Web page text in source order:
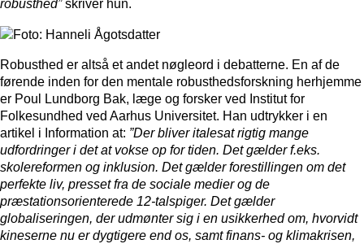
robusthed”skriver hun.
Robusthed er altså et andet nøgleord i debatterne. En af de
førende inden for den mentale robusthedsforskning herhjemme
er Poul Lundborg Bak, læge og forsker ved Institut for
Folkesundhed ved Aarhus Universitet. Han udtrykker i en
artikel i Information at: ”Der bliver italesat rigtig mange
udfordringer i det at vokse op for tiden. Det gælder f.eks.
skolereformen og inklusion. Det gælder forestillingen om det
perfekte liv, presset fra de sociale medier og de
præstationsorienterede 12-talspiger. Det gælder
globaliseringen, der udmønter sig i en usikkerhed om, hvorvidt
kineserne nu er dygtigere end os, samt finans- og klimakrisen,